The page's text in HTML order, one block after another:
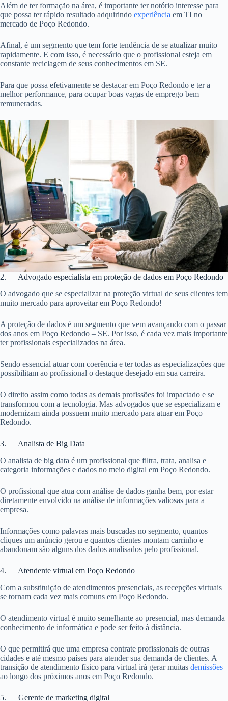
Além de ter formação na área, é importante ter notório interesse para
que possa ter rápido resultado adquirindo experiência em TI no
mercado de Poço Redondo.
Afinal, é um segmento que tem forte tendência de se atualizar muito
rapidamente. E com isso, é necessário que o profissional esteja em
constante reciclagem de seus conhecimentos em SE.
Para que possa efetivamente se destacar em Poço Redondo e ter a
melhor performance, para ocupar boas vagas de emprego bem
remuneradas.
2. Advogado especialista em proteção de dados em Poço Redondo
O advogado que se especializar na proteção virtual de seus clientes tem
muito mercado para aproveitar em Poço Redondo!
A proteção de dados é um segmento que vem avançando com o passar
dos anos em Poço Redondo – SE. Por isso, é cada vez mais importante
ter profissionais especializados na área.
Sendo essencial atuar com coerência e ter todas as especializações que
possibilitam ao profissional o destaque desejado em sua carreira.
O direito assim como todas as demais profissões foi impactado e se
transformou com a tecnologia. Mas advogados que se especializam e
modernizam ainda possuem muito mercado para atuar em Poço
Redondo.
3. Analista de Big Data
O analista de big data é um profissional que filtra, trata, analisa e
categoria informações e dados no meio digital em Poço Redondo.
O profissional que atua com análise de dados ganha bem, por estar
diretamente envolvido na análise de informações valiosas para a
empresa.
Informações como palavras mais buscadas no segmento, quantos
cliques um anúncio gerou e quantos clientes montam carrinho e
abandonam são alguns dos dados analisados pelo profissional.
4. Atendente virtual em Poço Redondo
Com a substituição de atendimentos presenciais, as recepções virtuais
se tornam cada vez mais comuns em Poço Redondo.
O atendimento virtual é muito semelhante ao presencial, mas demanda
conhecimento de informática e pode ser feito à distância.
O que permitirá que uma empresa contrate profissionais de outras
cidades e até mesmo países para atender sua demanda de clientes. A
transição de atendimento físico para virtual irá gerar muitas demissões
ao longo dos próximos anos em Poço Redondo.
5. Gerente de marketing digital